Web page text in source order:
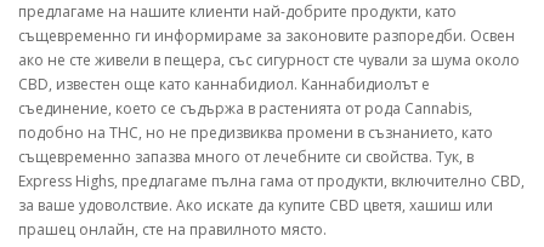
предлагаме на нашите клиенти най-добрите продукти, като
същевременно ги информираме за законовите разпоредби. Освен
ако не сте живели в пещера, със сигурност сте чували за шума около
CBD, известен още като каннабидиол. Каннабидиолът е
съединение, което се съдържа в растенията от рода Cannabis,
подобно на THC, но не предизвиква промени в съзнанието, като
същевременно запазва много от лечебните си свойства. Тук, в
Express Highs, предлагаме пълна гама от продукти, включително CBD,
за ваше удоволствие. Ако искате да купите CBD цветя, хашиш или
прашец онлайн, сте на правилното място.